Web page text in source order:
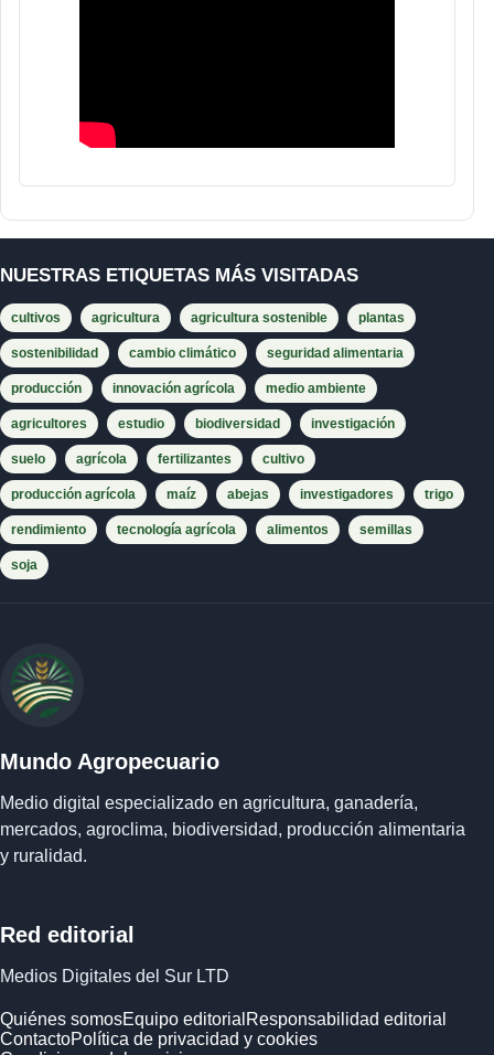
NUESTRAS ETIQUETAS MÁS VISITADAS
cultivos agricultura agricultura sostenible plantas
sostenibilidad cambio climático seguridad alimentaria
producción innovación agrícola medio ambiente
agricultores estudio biodiversidad investigación
suelo agrícola fertilizantes cultivo
producción agrícola maíz abejas investigadores trigo
rendimiento tecnología agrícola alimentos semillas
soja
Mundo Agropecuario
Medio digital especializado en agricultura, ganadería,
mercados, agroclima, biodiversidad, producción alimentaria
y ruralidad.
Red editorial
Medios Digitales del Sur LTD
Quiénes somosEquipo editorial Responsabilidad editorial
ContactoPolítica de privacidad y cookies